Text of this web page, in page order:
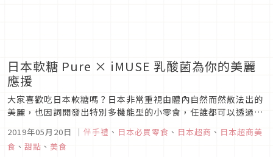
日本軟糖 Pure × iMUSE 乳酸菌為你的美麗
應援
大家喜歡吃日本軟糖嗎？日本非常重視由體內自然而然散法出的
美麗，也因詞開發出特別多機能型的小零食，任誰都可以透過日
常的簡單補給來維持美麗與健康。像是大家都超喜歡的的日本人
氣Pure水果軟糖，除了口味超級多之外，現在還和「iMUSE」
聯手推出新的乳酸菌軟糖。滋味酸酸甜甜，除了美味外還能補充
2019年05月20日 ｜ 伴手禮 、 日本必買零食 、 日本超商 、 日本超商美
食 、 甜點 、 美食